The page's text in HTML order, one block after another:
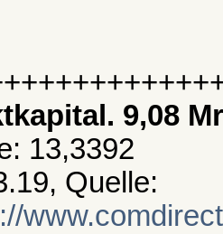
9,08
13,3392
Quelle: